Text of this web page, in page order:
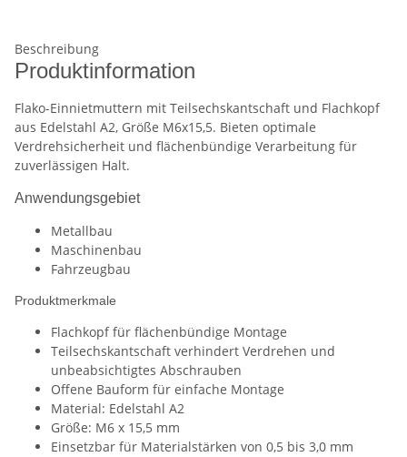
Beschreibung
Produktinformation
Flako-Einnietmuttern mit Teilsechskantschaft und Flachkopf
aus Edelstahl A2, Größe M6x15,5. Bieten optimale
Verdrehsicherheit und flächenbündige Verarbeitung für
zuverlässigen Halt.
Anwendungsgebiet
Metallbau
Maschinenbau
Fahrzeugbau
Produktmerkmale
Flachkopf für flächenbündige Montage
Teilsechskantschaft verhindert Verdrehen und
unbeabsichtigtes Abschrauben
Offene Bauform für einfache Montage
Material: Edelstahl A2
Größe: M6 x 15,5 mm
Einsetzbar für Materialstärken von 0,5 bis 3,0 mm